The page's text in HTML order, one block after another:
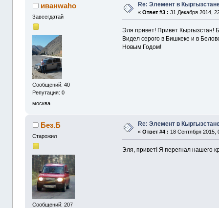
иванwaho
Завсегдатай
Сообщений: 40
Репутация: 0
москва
Re: Элемент в
«Ответ #3 : 31 Декабря 2014,
Эля привет! Привет Кыргызстан!
Видел серого в Бишкеке и в
Новым Годом!
Без.Б
Старожил
Сообщений: 207
Re: Элемент в
«Ответ #4 : 18 Сентября 2015,
Эля, привет! Я перегнал нашего